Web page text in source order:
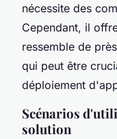
nécessite des
Cependant, il
ressemble de
qui peut être
déploiement
Scénarios
solution